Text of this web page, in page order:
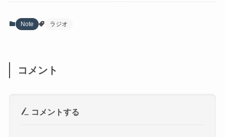
Note ラジオ
コメント
コメントする